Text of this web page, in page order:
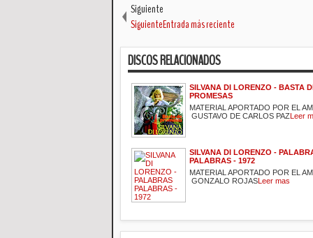
Siguiente
SiguienteEntrada más reciente
DISCOS RELACIONADOS
SILVANA DI LORENZO - BASTA
PROMESAS
MATERIAL APORTADO POR EL
GUSTAVO DE CARLOS PAZLeer
SILVANA DI LORENZO -
PALABRAS - 1972
MATERIAL APORTADO POR EL
GONZALO ROJASLeer mas